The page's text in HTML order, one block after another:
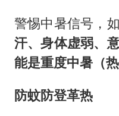
警惕中暑信号，如
汗、身体虚弱、
能是重度中暑（
防蚊防登革热